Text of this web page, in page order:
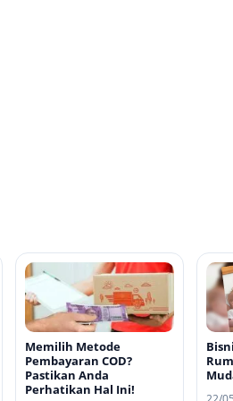
Memilih Metode
Pembayaran COD?
Pastikan Anda
Perhatikan Hal Ini!